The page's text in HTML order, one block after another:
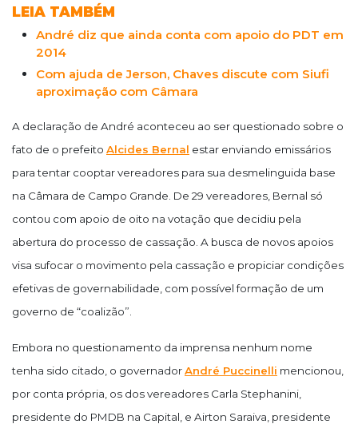
LEIA TAMBÉM
André diz que ainda conta com apoio do PDT em
2014
Com ajuda de Jerson, Chaves discute com Siufi
aproximação com Câmara
A declaração de André aconteceu ao ser questionado sobre o
fato de o prefeito Alcides Bernal estar enviando emissários
para tentar cooptar vereadores para sua desmelinguida base
na Câmara de Campo Grande. De 29 vereadores, Bernal só
contou com apoio de oito na votação que decidiu pela
abertura do processo de cassação. A busca de novos apoios
visa sufocar o movimento pela cassação e propiciar condições
efetivas de governabilidade, com possível formação de um
governo de “coalizão”.
Embora no questionamento da imprensa nenhum nome
tenha sido citado, o governadorAndré Puccinelli mencionou,
por conta própria, os dos vereadores Carla Stephanini,
presidente do PMDB na Capital, e Airton Saraiva, presidente